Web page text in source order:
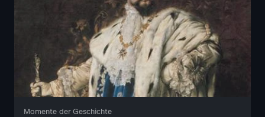
Momente der Geschichte